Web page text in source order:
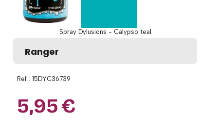
Spray Dylusions - Calypso teal
Ranger
Ref : 15DYC36739
5,95€